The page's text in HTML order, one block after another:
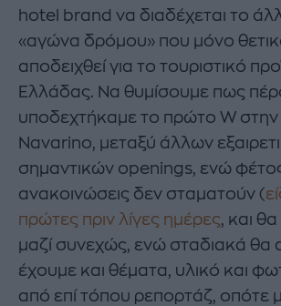
hotel brand να διαδέχεται το
«αγώνα δρόμου» που μόνο
αποδειχθεί για το τουριστικό
Ελλάδας. Να θυμίσουμε πως
υποδεχτήκαμε το πρώτο W
Navarino, μεταξύ άλλων
σημαντικών openings, ενώ φέτος
ανακοινώσεις δεν σταματούν (
πρώτες πριν λίγες ημέρες, και
μαζί συνεχώς, ενώ σταδιακά θα
έχουμε και θέματα, υλικό και
από επί τόπου ρεπορτάζ, οπότε